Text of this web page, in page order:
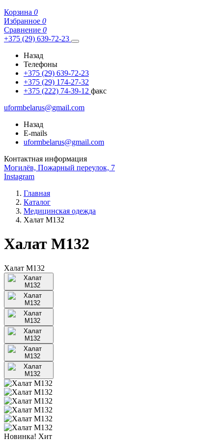
Корзина 0
Избранное 0
Сравнение 0
+375 (29) 639-72-23
Назад
Телефоны
+375 (29) 639-72-23
+375 (29) 174-27-32
+375 (222) 74-39-12 факс
uformbelarus@gmail.com
Назад
E-mails
uformbelarus@gmail.com
Контактная информация
Могилёв, Пожарный переулок, 7
Instagram
Главная
Каталог
Медицинская одежда
Халат М132
Халат М132
Халат М132
Новинка! Хит